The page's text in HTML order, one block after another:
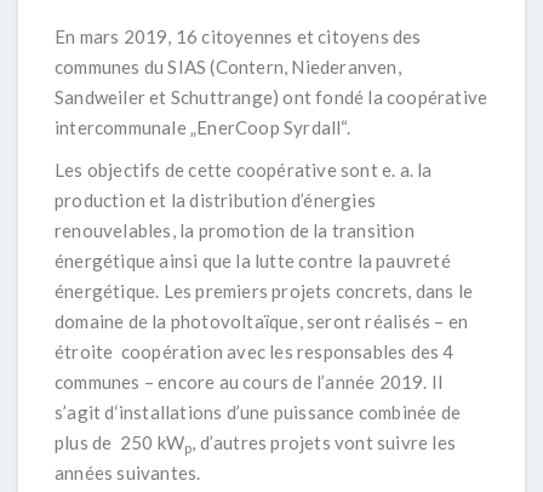
En mars 2019, 16 citoyennes et citoyens des
communes du SIAS (Contern, Niederanven,
Sandweiler et Schuttrange) ont fondé la coopérative
intercommunale „EnerCoop Syrdall“.
Les objectifs de cette coopérative sont e. a. la
production et la distribution d’énergies
renouvelables, la promotion de la transition
énergétique ainsi que la lutte contre la pauvreté
énergétique. Les premiers projets concrets, dans le
domaine de la photovoltaïque, seront réalisés – en
étroite coopération avec les responsables des 4
communes – encore au cours de l’année 2019. Il
s’agit d‘installations d’une puissance combinée de
plus de 250 kWp, d’autres projets vont suivre les
années suivantes.